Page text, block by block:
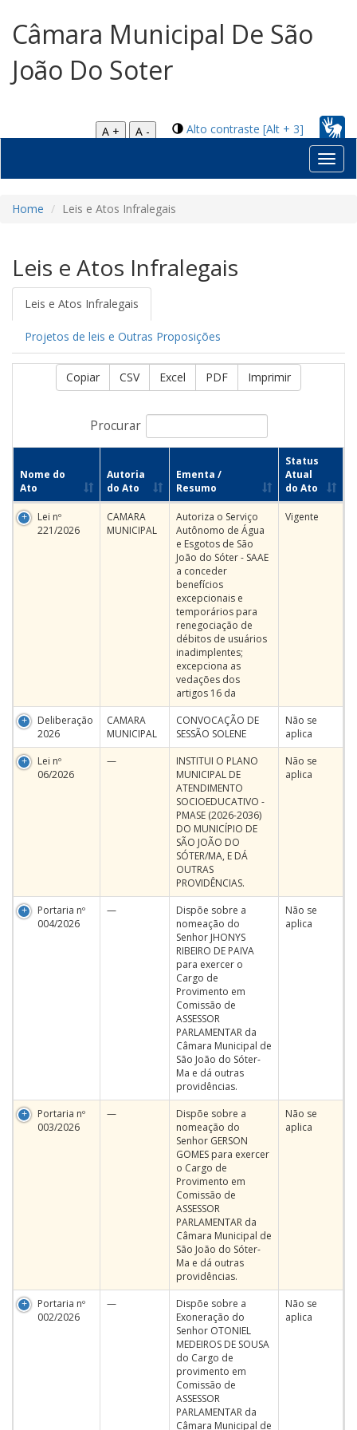
Câmara Municipal De São
João Do Soter
Alto contraste [Alt + 3]
A +
A -
Home Leis e Atos Infralegais
Leis e Atos Infralegais
Leis e Atos Infralegais
Projetos de leis e Outras Proposições
Copiar CSV Excel PDF Imprimir
Procurar
Nome do
Ato
Autoria
do Ato
Ementa /
Resumo
Status
Atual
do Ato
Lei nº
221/2026
CAMARA
MUNICIPAL
Autoriza o Serviço
Autônomo de Água
e Esgotos de São
João do Sóter - SAAE
a conceder
benefícios
excepcionais e
temporários para
renegociação de
débitos de usuários
inadimplentes;
excepciona as
vedações dos
artigos 16 da
Vigente
Deliberação
2026
CAMARA
MUNICIPAL
CONVOCAÇÃO DE
SESSÃO SOLENE
Não se
aplica
Lei nº
06/2026
—
INSTITUI O PLANO
MUNICIPAL DE
ATENDIMENTO
SOCIOEDUCATIVO -
PMASE (2026-2036)
DO MUNICÍPIO DE
SÃO JOÃO DO
SÓTER/MA, E DÁ
OUTRAS
PROVIDÊNCIAS.
Não se
aplica
Portaria nº
004/2026
—
Dispõe sobre a
nomeação do
Senhor JHONYS
RIBEIRO DE PAIVA
para exercer o
Cargo de
Provimento em
Comissão de
ASSESSOR
PARLAMENTAR da
Câmara Municipal de
São João do Sóter-
Ma e dá outras
providências.
Não se
aplica
Portaria nº
003/2026
—
Dispõe sobre a
nomeação do
Senhor GERSON
GOMES para exercer
o Cargo de
Provimento em
Comissão de
ASSESSOR
PARLAMENTAR da
Câmara Municipal de
São João do Sóter-
Ma e dá outras
providências.
Não se
aplica
Portaria nº
002/2026
—
Dispõe sobre a
Exoneração do
Senhor OTONIEL
MEDEIROS DE SOUSA
do Cargo de
provimento em
Comissão de
ASSESSOR
PARLAMENTAR da
Câmara Municipal de
Não se
aplica